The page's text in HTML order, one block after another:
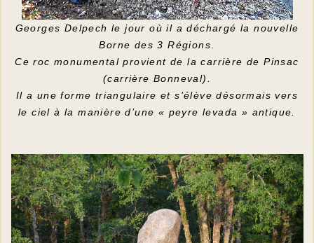
Georges Delpech le jour où il a déchargé la nouvelle
Borne des 3 Régions
Ce roc monumental provient de la carrière de Pinsac
(carrière Bonneval).
Il a une forme triangulaire et s’élève désormais vers
le ciel à la manière d’une « peyre levada » antique.